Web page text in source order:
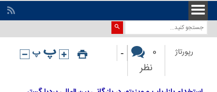
رپورتاژ
0
نظر
-